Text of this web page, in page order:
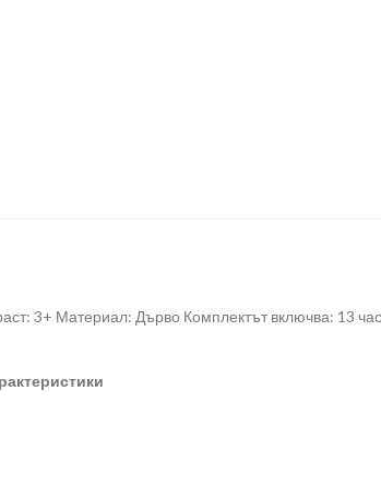
3+ Материал: Дърво Комплектът включва: 13